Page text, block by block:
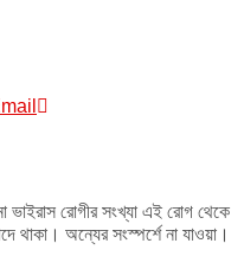
ভাইরাস রোগীর সংখ্যা এই রোগ থেকে
থাকা। অন্যের সংস্পর্শে না যাওয়া।